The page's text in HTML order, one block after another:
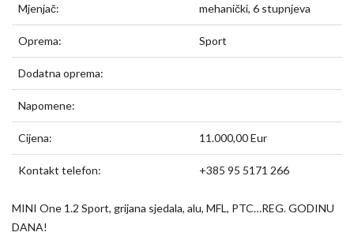
Mjenjač: mehanički, 6 stupnjeva
Oprema: Sport
Dodatna oprema:
Napomene:
Cijena: 11.000,00 Eur
Kontakt telefon: +385 95 5171 266
MINI One 1.2 Sport, grijana sjedala, alu, MFL, PTC…REG. GODINU
DANA!